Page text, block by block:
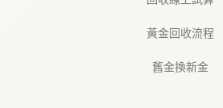
黃金回收流程
舊金換新金